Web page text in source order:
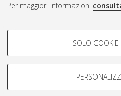
Per maggiori informazioni
COOKIE DI PROFILAZIONE
Si tratta di cookie utilizzati per
navigazione degli utenti, creare
SOLO COOKIE
ISSN: 2038-7946
Impostazioni Cookie
Informativa sulla privacy
Condizioni d’uso del sito